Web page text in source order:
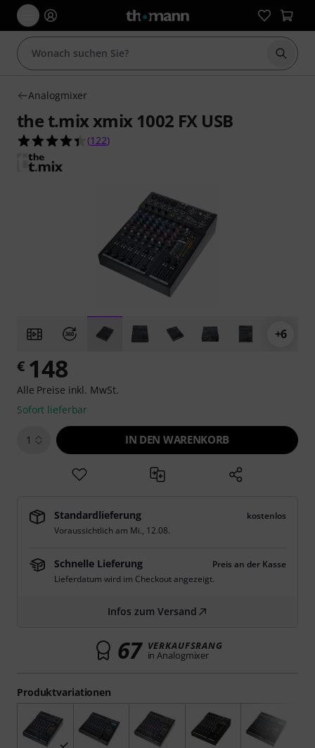
Suche
Analogmixer
the t.mix xmix 1002 FX USB
4.4 von 5 Sternen aus 122 Kundenbewertungen
(122)
+6
Produktvariationen
€ 148
Alle Preise inkl. MwSt.
Sofort lieferbar
1 IN DEN WARENKORB
Standardlieferung
kostenlos
Voraussichtlich am Mi., 12.08.
Schnelle Lieferung
Preis an der Kasse
Lieferdatum wird im Checkout angezeigt.
Infos zum Versand
67 VERKAUFSRANG
in Analogmixer